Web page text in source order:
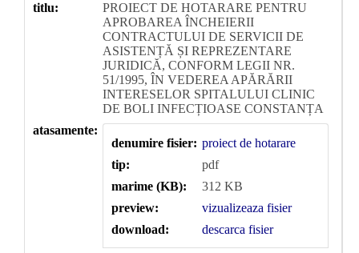
titlu:
PROIECT DE HOTARARE PENTRU
APROBAREA ÎNCHEIERII
CONTRACTULUI DE SERVICII DE
ASISTENȚĂ ȘI REPREZENTARE
JURIDICĂ, CONFORM LEGII NR.
51/1995, ÎN VEDEREA APĂRĂRII
INTERESELOR SPITALULUI CLINIC
DE BOLI INFECȚIOASE CONSTANȚA
atasamente:
denumire fisier: proiect de hotarare
tip:
pdf
marime (KB):
312 KB
preview:
vizualizeaza fisier
download:
descarca fisier